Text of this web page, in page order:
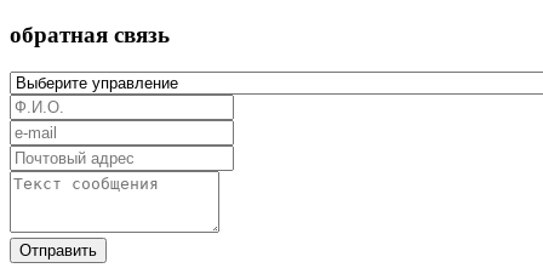
обратная связь
Отправить